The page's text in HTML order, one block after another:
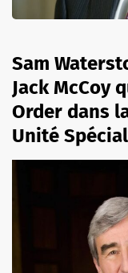
Sam
Jack McCoy
Order dans
Unité